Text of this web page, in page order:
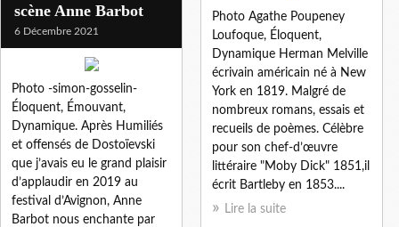
Photo Agathe Poupeney
Loufoque, Éloquent,
Dynamique Herman Melville
écrivain américain né à New
York en 1819. Malgré de
nombreux romans, essais et
recueils de poèmes. Célèbre
pour son chef-d’œuvre
littéraire "Moby Dick" 1851,il
écrit Bartleby en 1853....
Lire la suite
scène Anne Barbot
6 Décembre 2021
Photo -simon-gosselin-
Éloquent, Émouvant,
Dynamique. Après Humiliés
et offensés de Dostoïevski
que j’avais eu le grand plaisir
d’applaudir en 2019 au
festival d’Avignon, Anne
Barbot nous enchante par